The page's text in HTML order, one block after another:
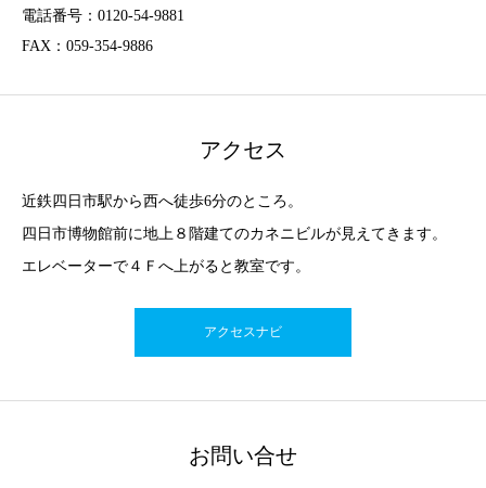
電話番号：0120-54-9881
FAX：059-354-9886
アクセス
近鉄四日市駅から西へ徒歩6分のところ。
四日市博物館前に地上８階建てのカネニビルが見えてきます。
エレベーターで４Ｆへ上がると教室です。
アクセスナビ
お問い合せ